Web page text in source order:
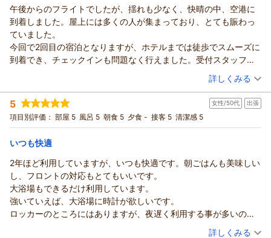
（返信日：2026/07/16）
心温まるご感想をお寄せいただき、誠にありがとうございま
す。
ご夫婦での大切なご旅行に当館をお選びいただけたこと、とて
も光栄に感じております。
空港にも街にもアクセスしやすい立地が、おふたりの旅の動き
やすさに少しでもお役に立てたようで何よりです。観光でたく
さん歩かれた後に、大きなお風呂でゆっくりと疲れを癒してい
ただけたとのこと、スタッフ一同とても嬉しく拝読しました。
また利用したいとのお言葉は、私たちにとって何よりの励みで
す。次回も心地よくお過ごしいただけるよう、より良いサービ
スを目指してまいります。
（返信日：2026/05/30）
午後からのフライトでしたが、揺れも少なく、快晴の中、空港に
到着しました。屋上には多くの人が集まっており、とても賑わっ
ていました。
今回で2回目の宿泊となりますが、ホテルまでは徒歩でスムーズに
到着でき、チェックインも問題なく行えました。受付スタッフの
対応も大変良く、すぐに大浴場へ向かいました。湯船は広く清潔
感があり、1日の疲れをしっかり癒すことができました。また、ホ
テル内の隅々まで綺麗に整頓されており、他の宿泊者の騒がしい
音などもなく、ゆっくり過ごすことができました。朝食について
も混み合うことはなく、メニューの種類も豊富で、とても美味し
一つだけ追加していただけると嬉しい点があります。食堂内にテ
レビがあれば、音も加わってより活気のある雰囲気になるのでは
ないかと思いました。予算等もあるかと思いますが、ご検討いた
だけますと幸いです。
また空港を利用する際には、ぜひ当ホテルを利用したいと思って
おります。従業員の皆様、ありがとうございました。
（投稿日：2026/05/18）
宿泊時期： 2026年05月宿泊 (一人旅)
投稿者： ライアンさん (男性/50代)
宿泊プラン： 【福岡空港ご利用の方限定】 朝食付きプラン シェフ厳選
一押し和洋食ビュッフェ
シングル 朝のみ
宿泊価格帯：
ホテルフロントイン福岡空港からの返信
心のこもったご滞在のご感想をお寄せくださり、誠にありがと
うございます。
午後の穏やかなフライトから始まり、空港の賑わい、そしてホ
テルまでの道のりやチェックイン、大浴場でのひとときまで、
旅の流れが目に浮かぶようで、読ませていただきながら私たち
詳しくみる
5 女性/50代 出張
項目別評価： 部屋 5 風呂 5 朝食 5 夕食 - 接客 5 清潔感 5
いつも快適
2年ほど利用していますが、いつも快適です。朝ごはんも美味しい
し、フロントの対応もとてもいいです。
大浴場もできるだけ利用しています。
強いていえば、大浴場に時計が欲しいです。
ロッカーのところにはありますが、夜遅く利用する事が多いの
で、ゆっくり浸かりたいけど利用時間ギリギリの時は落ち着きま
（投稿日：2026/05/07）
詳しくみる